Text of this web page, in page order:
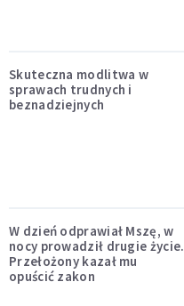
Skuteczna modlitwa w
sprawach trudnych i
beznadziejnych
W dzień odprawiał Mszę, w
nocy prowadził drugie życie.
Przełożony kazał mu
opuścić zakon